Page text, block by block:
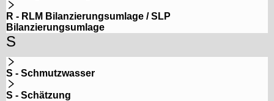
R - RLM Bilanzierungsumlage / SLP
Bilanzierungsumlage
S
S - Schmutzwasser
S - Schätzung